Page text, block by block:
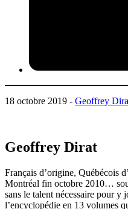
18 octobre 2019 - Geoffrey
Geoffrey Dirat
Français d’origine, Québécois
Montréal fin octobre 2010…
sans le talent nécessaire pour y
l’encyclopédie en 13 volumes